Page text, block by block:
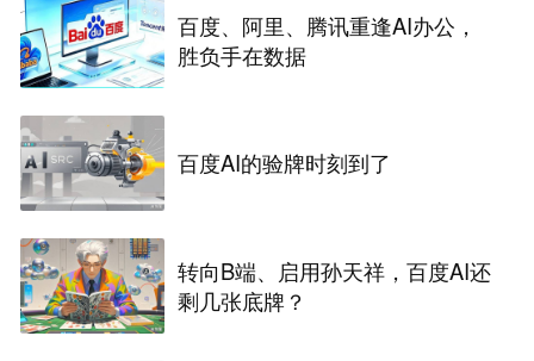
百度、阿里、腾讯重逢AI办公，
胜负手在数据
百度AI的验牌时刻到了
转向B端、启用孙天祥，百度AI还
剩几张底牌？